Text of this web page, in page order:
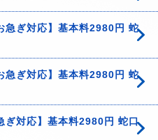
急ぎ対応】基本料2980円 蛇
急ぎ対応】基本料2980円 蛇
ぎ対応】基本料2980円 蛇口